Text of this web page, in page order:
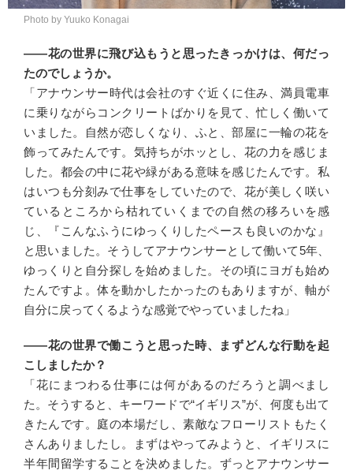
Photo by Yuuko Konagai
――花の世界に飛び込もうと思ったきっかけは、何だっ
たのでしょうか。
「アナウンサー時代は会社のすぐ近くに住み、満員電車
に乗りながらコンクリートばかりを見て、忙しく働いて
いました。自然が恋しくなり、ふと、部屋に一輪の花を
飾ってみたんです。気持ちがホッとし、花の力を感じま
した。都会の中に花や緑がある意味を感じたんです。私
はいつも分刻みで仕事をしていたので、花が美しく咲い
ているところから枯れていくまでの自然の移ろいを感
じ、『こんなふうにゆっくりしたペースも良いのかな』
と思いました。そうしてアナウンサーとして働いて5年、
ゆっくりと自分探しを始めました。その頃にヨガも始め
たんですよ。体を動かしたかったのもありますが、軸が
自分に戻ってくるような感覚でやっていましたね」
――花の世界で働こうと思った時、まずどんな行動を起
こしましたか？
「花にまつわる仕事には何があるのだろうと調べまし
た。そうすると、キーワードで“イギリス”が、何度も出て
きたんです。庭の本場だし、素敵なフローリストもたく
さんありましたし。まずはやってみようと、イギリスに
半年間留学することを決めました。ずっとアナウンサー